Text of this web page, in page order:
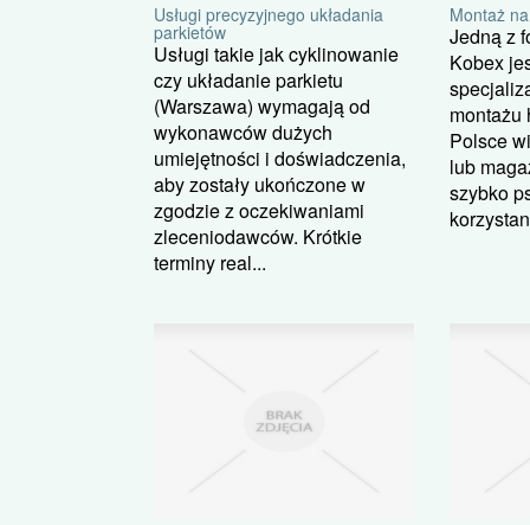
Usługi precyzyjnego układania
parkietów
Usługi takie jak cyklinowanie
czy układanie parkietu
(Warszawa) wymagają od
wykonawców dużych
umiejętności i doświadczenia,
aby zostały ukończone w
zgodzie z oczekiwaniami
zleceniodawców. Krótkie
terminy real...
Montaż
Jedną z
Kobex
montażu
Polsce
lub
szybko